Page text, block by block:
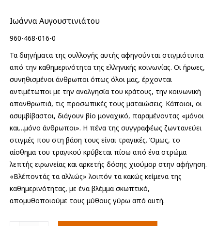
€8.00.είναι:
Ιωάννα Αυγουστινιάτου
960-468-016-0
Τα διηγήματα της συλλογής αυτής αφηγούνται στιγμιότυπα
από την καθημερινότητα της ελληνικής κοινωνίας. Οι ήρωες,
συνηθισμένοι άνθρωποι όπως όλοι μας, έρχονται
αντιμέτωποι με την αναλγησία του κράτους, την κοινωνική
απανθρωπιά, τις προσωπικές τους ματαιώσεις. Κάποιοι, οι
ασυμβίβαστοι, διάγουν βίο μοναχικό, παραμένοντας «μόνοι
και…μόνο άνθρωποι». Η πένα της συγγραφέως ζωντανεύει
στιγμές που στη βάση τους είναι τραγικές. Όμως, το
αίσθημα του τραγικού κρύβεται πίσω από ένα στρώμα
λεπτής ειρωνείας και αρκετής δόσης χιούμορ στην αφήγηση.
«Βλέποντάς τα αλλιώς» λοιπόν τα κακώς κείμενα της
καθημερινότητας, με ένα βλέμμα σκωπτικό,
απομυθοποιούμε τους μύθους γύρω από αυτή.